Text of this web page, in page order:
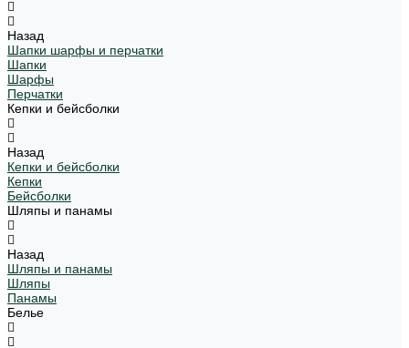
Назад
Шапки шарфы и перчатки
Шапки
Шарфы
Перчатки
Кепки и бейсболки
Назад
Кепки и бейсболки
Кепки
Бейсболки
Шляпы и панамы
Назад
Шляпы и панамы
Шляпы
Панамы
Белье